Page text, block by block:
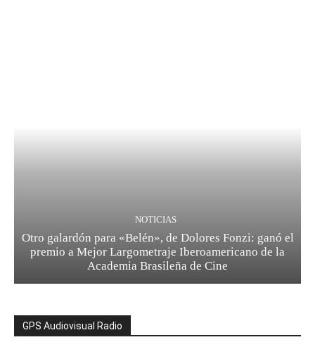
NOTICIAS
Otro galardón para «Belén», de Dolores Fonzi: ganó el
premio a Mejor Largometraje Iberoamericano de la
Academia Brasileña de Cine
GPS Audiovisual Radio